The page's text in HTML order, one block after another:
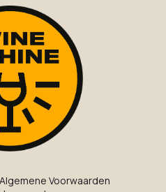
Algemene Voorwaarden